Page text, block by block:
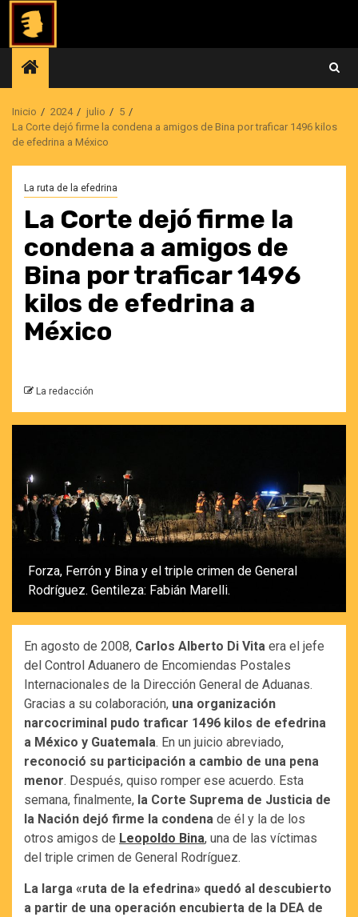
Saltar
contenido
Inicio 2024 julio
5
La Corte dejó firme la condena a amigos de Bina por traficar 1496 kilos
de efedrina a México
La ruta de la efedrina
La Corte dejó firme la
condena a amigos de
Bina por traficar 1496
kilos de efedrina a
México
La redacción
Forza, Ferrón y Bina y el triple crimen de General
Rodríguez. Gentileza: Fabián Marelli.
En agosto de 2008, Carlos Alberto Di Vita era el jefe
del Control Aduanero de Encomiendas Postales
Internacionales de la Dirección General de Aduanas.
Gracias a su colaboración, una organización
narcocriminal pudo traficar 1496 kilos de efedrina
a México y Guatemala. En un juicio abreviado,
reconoció su participación a cambio de una pena
menor. Después, quiso romper ese acuerdo. Esta
semana, finalmente, la Corte Suprema de Justicia de
la Nación dejó firme la condena de él y la de los
otros amigos de Leopoldo Bina, una de las víctimas
del triple crimen de General Rodríguez.
La larga «ruta de la efedrina» quedó al descubierto
a partir de una operación encubierta de la DEA de